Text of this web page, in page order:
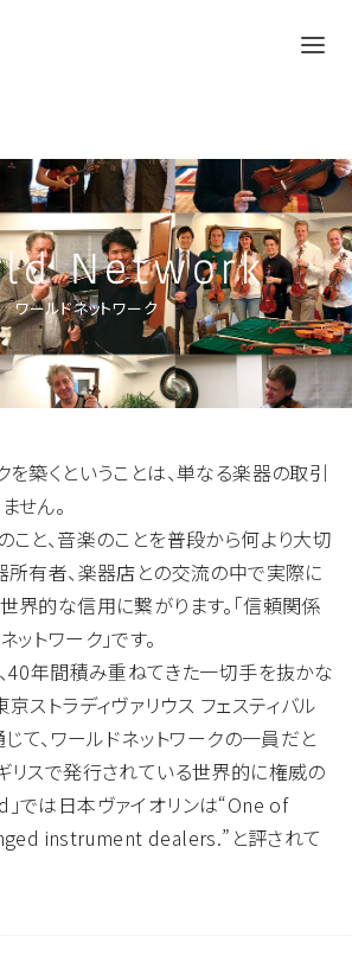
Network
ワールドネットワーク
を築くということは、単なる楽器の取引
せん。
こと、音楽のことを普段から何より大切
所有者、楽器店との交流の中で実際に
界的な信用に繋がります。「信頼関係
トワーク」です。
40年間積み重ねてきた一切手を抜かな
ストラディヴァリウス フェスティバル
て、ワールドネットワークの一員だと
リスで発行されている世界的に権威の
では日本ヴァイオリンは“One of
instrument dealers.”と評されて